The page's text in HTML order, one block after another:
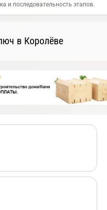
и последовательность этапов.
в Королёве